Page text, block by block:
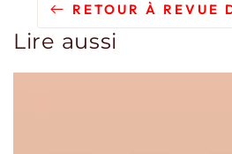
RETOUR À REVUE
Lire aussi